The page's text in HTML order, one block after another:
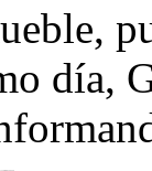
día,